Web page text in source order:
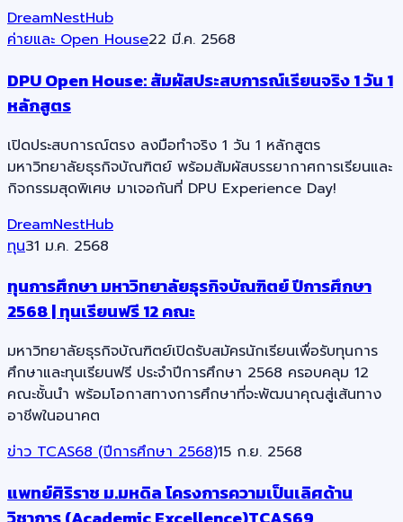
DreamNestHub
ค่ายและ Open House22 มี.ค. 2568
DPU Open House: สัมผัสประสบการณ์เรียนจริง 1 วัน 1
หลักสูตร
เปิดประสบการณ์ตรง ลงมือทำจริง 1 วัน 1 หลักสูตร
มหาวิทยาลัยธุรกิจบัณฑิตย์ พร้อมสัมผัสบรรยากาศการเรียนและ
กิจกรรมสุดพิเศษ มาเจอกันที่ DPU Experience Day!
DreamNestHub
ทุน31 ม.ค. 2568
ทุนการศึกษา มหาวิทยาลัยธุรกิจบัณฑิตย์ ปีการศึกษา
2568 | ทุนเรียนฟรี 12 คณะ
มหาวิทยาลัยธุรกิจบัณฑิตย์เปิดรับสมัครนักเรียนเพื่อรับทุนการ
ศึกษาและทุนเรียนฟรี ประจำปีการศึกษา 2568 ครอบคลุม 12
คณะชั้นนำ พร้อมโอกาสทางการศึกษาที่จะพัฒนาคุณสู่เส้นทาง
อาชีพในอนาคต
ข่าว TCAS68 (ปีการศึกษา 2568)15 ก.ย. 2568
แพทย์ศิริราช ม.มหดิล โครงการความเป็นเลิศด้าน